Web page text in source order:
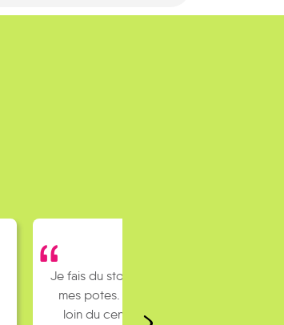
Je fais du stop pour rejoindre
mes potes. J’habite un peu
loin du centre ville et mes